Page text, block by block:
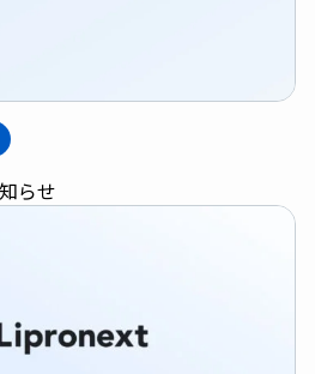
らせ